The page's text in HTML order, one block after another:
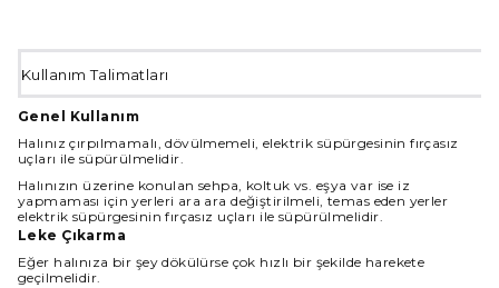
Kullanım Talimatları
Genel Kullanım
Halınız çırpılmamalı, dövülmemeli, elektrik süpürgesinin fırçasız
uçları ile süpürülmelidir.
Halınızın üzerine konulan sehpa, koltuk vs. eşya var ise iz
yapmaması için yerleri ara ara değiştirilmeli, temas eden yerler
elektrik süpürgesinin fırçasız uçları ile süpürülmelidir.
Leke Çıkarma
Eğer halınıza bir şey dökülürse çok hızlı bir şekilde harekete
geçilmelidir.